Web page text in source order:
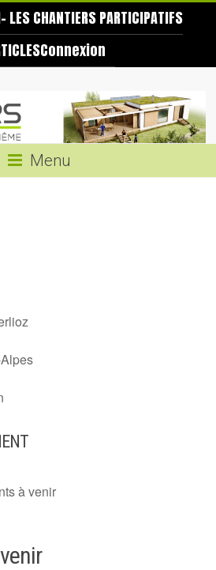
– LES CHANTIERS PARTICIPATIFS
Connexion
Menu
à venir